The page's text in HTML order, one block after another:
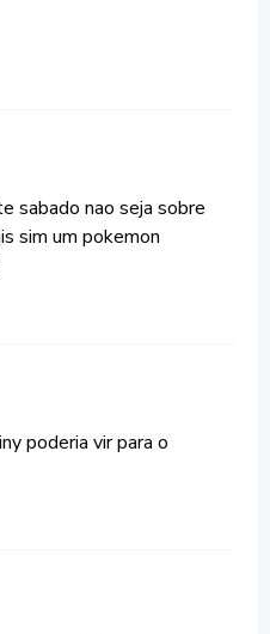
sabado nao seja sobre
sim um pokemon
poderia vir para o